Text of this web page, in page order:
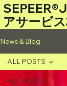
アサービス
News＆Blog
ALL POSTS
ALL POSTS